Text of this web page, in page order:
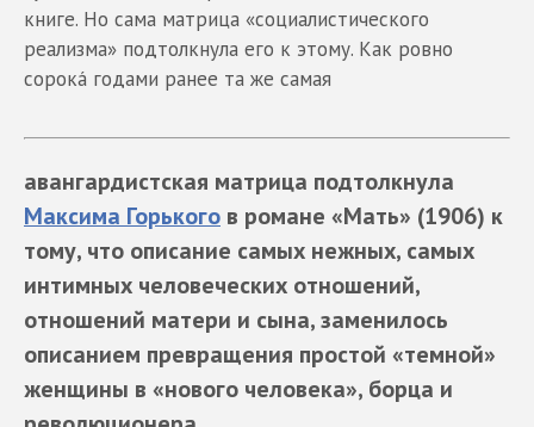
книге. Но сама матрица «социалистического
реализма» подтолкнула его к этому. Как ровно
сорокá годами ранее та же самая
авангардистская матрица подтолкнула
Максима Горького в романе «Мать» (1906) к
тому, что описание самых нежных, самых
интимных человеческих отношений,
отношений матери и сына, заменилось
описанием превращения простой «темной»
женщины в «нового человека», борца и